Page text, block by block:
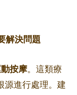
解決問題
按摩。這類療
源進行處理。建